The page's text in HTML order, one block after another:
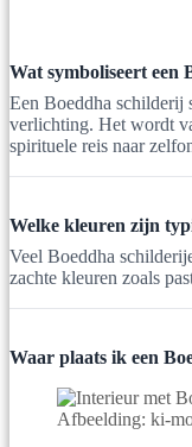
Wat symboliseert een
Een Boeddha schilderij symboliseert rust, innerlijke vrede en
verlichting. Het wordt
spirituele reis naar
Welke kleuren zijn
Veel Boeddha schilderijen maken gebruik van aardetinten, goud en
zachte kleuren zoals
Waar plaats ik een
Afbeelding: ki-